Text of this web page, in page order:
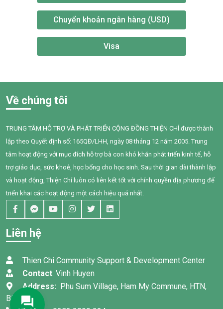
Chuyển khoản ngân hàng (USD)
Visa
Về chúng tôi
TRUNG TÂM HỖ TRỢ VÀ PHÁT TRIỂN CỘNG ĐỒNG THIỆN CHÍ được thành
lập theo Quyết định số: 165QĐ/LHH, ngày 08 tháng 12 năm 2005. Trung
tâm hoạt động với mục đích hỗ trợ bà con khó khăn phát triển kinh tế, hỗ
trợ giáo dục, sức khoẻ, học bổng cho học sinh. Sau thời gian dài thành lập
và hoạt động, Thiện Chí luôn có liên kết tốt với chính quyền địa phương để
triển khai các hoạt động một cách hiệu quả nhất.
Liên hệ
Thien Chi Community Support & Development Center
Contact: Vinh Huyen
Address: Phu Sum Village, Ham My Commune, HTN,
Binh Thuan